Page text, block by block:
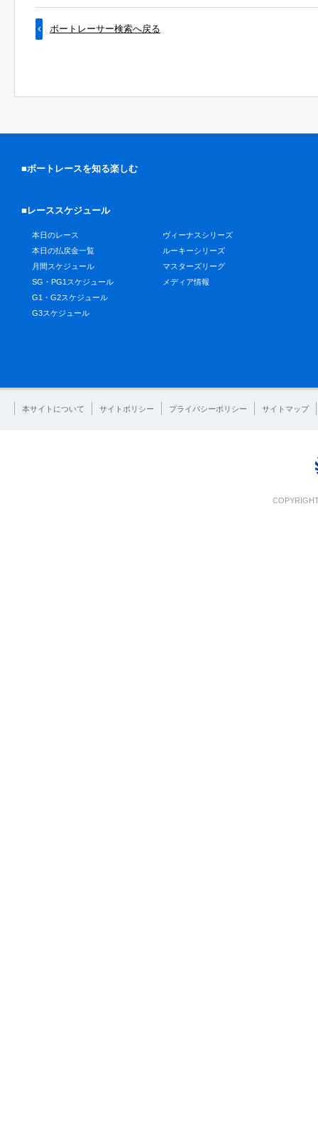
ボートレーサー検索へ戻る
■ボートレースを知る楽しむ
■レーススケジュール
本日のレース
本日の払戻金一覧
月間スケジュール
SG・PG1スケジュール
G1・G2スケジュール
G3スケジュール
ヴィーナスシリーズ
ルーキーシリーズ
マスターズリーグ
メディア情報
本サイトについて サイトポリシー プライバシーポリシー サイトマップ